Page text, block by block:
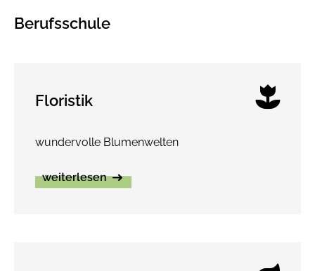
Berufsschule
Floristik
wundervolle Blumenwelten
weiterlesen